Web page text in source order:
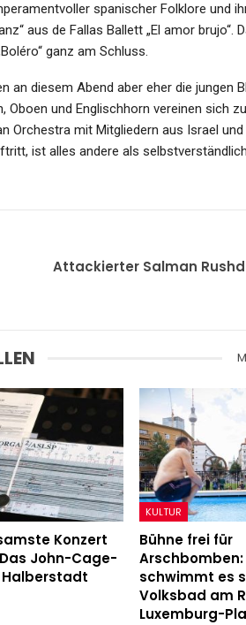
spanischer Folklore und
aus de Fallas Ballett „El amor brujo“.
ganz am Schluss.
an diesem Abend aber eher die jungen
und Englischhorn vereinen sich
Orchestra mit Mitgliedern aus Israel
ist alles andere als
Attackierter Salman
Konzert
John-Cage-
Halberstadt
KULTUR
Bühne frei für
Arschbomben:
schwimmt es
Volksbad am
Luxemburg-